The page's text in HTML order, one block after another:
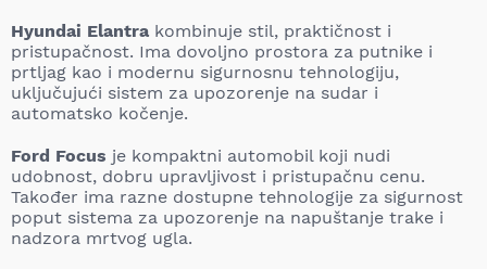
Hyundai Elantra kombinuje stil, praktičnost i
pristupačnost. Ima dovoljno prostora za putnike i
prtljag kao i modernu sigurnosnu tehnologiju,
uključujući sistem za upozorenje na sudar i
automatsko kočenje.
Ford Focus je kompaktni automobil koji nudi
udobnost, dobru upravljivost i pristupačnu cenu.
Također ima razne dostupne tehnologije za sigurnost
poput sistema za upozorenje na napuštanje trake i
nadzora mrtvog ugla.